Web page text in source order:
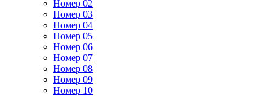
Номер 02
Номер 03
Номер 04
Номер 05
Номер 06
Номер 07
Номер 08
Номер 09
Номер 10